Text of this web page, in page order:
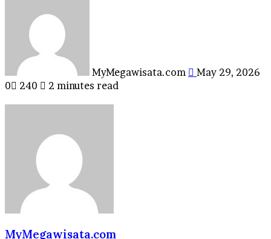
MyMegawisata.com
May 29, 2026
0
240 2 minutes read
MyMegawisata.com